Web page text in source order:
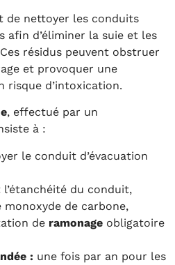
de nettoyer les conduits
afin d’éliminer la suie et les
résidus peuvent obstruer
et provoquer une
risque d’intoxication.
, effectué par un
à :
le conduit d’évacuation
du conduit,
de carbone,
de ramonage obligatoire
: une fois par an pour les